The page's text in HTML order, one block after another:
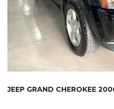
JEEP GRAND CHEROKEE